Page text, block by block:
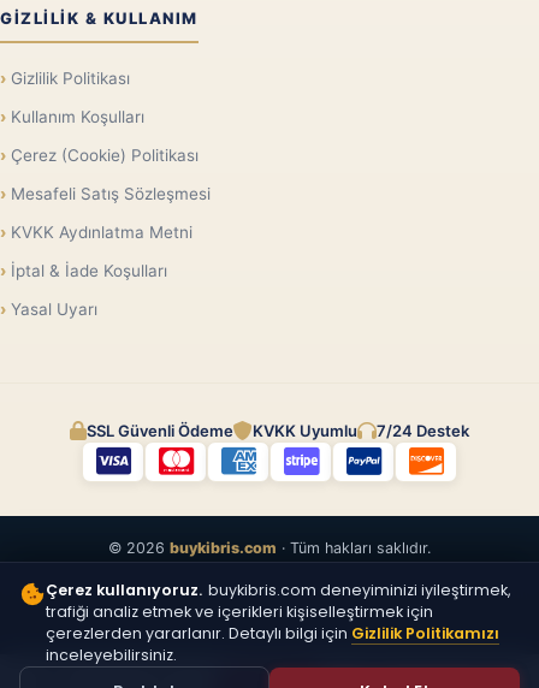
GIZLILIK & KULLANIM
Gizlilik Politikası
Kullanım Koşulları
Çerez (Cookie) Politikası
Mesafeli Satış Sözleşmesi
KVKK Aydınlatma Metni
İptal & İade Koşulları
Yasal Uyarı
SSL Güvenli Ödeme KVKK Uyumlu 7/24 Destek
© 2026 buykibris.com · Tüm hakları saklıdır.
Çerez kullanıyoruz. buykibris.com deneyiminizi iyileştirmek,
trafiği analiz etmek ve içerikleri kişiselleştirmek için
çerezlerden yararlanır. Detaylı bilgi için Gizlilik Politikamızı
inceleyebilirsiniz.